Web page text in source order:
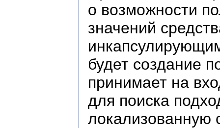
о возможности
значений
будет создание
принимает на
для поиска
локализованную